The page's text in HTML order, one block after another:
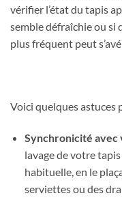
vérifier l’état du tapis
semble défraîchie ou si
plus fréquent peut
Voici quelques
Synchronicité avec
lavage de votre
habituelle, en le
serviettes ou des